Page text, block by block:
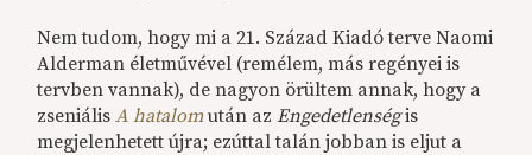
Nem tudom, hogy mi a 21. Század Kiadó terve Naomi
Alderman életművével (remélem, más regényei is
tervben vannak), de nagyon örültem annak, hogy a
zseniálisA hatalomután azEngedetlenségis
megjelenhetett újra; ezúttal talán jobban is eljut a